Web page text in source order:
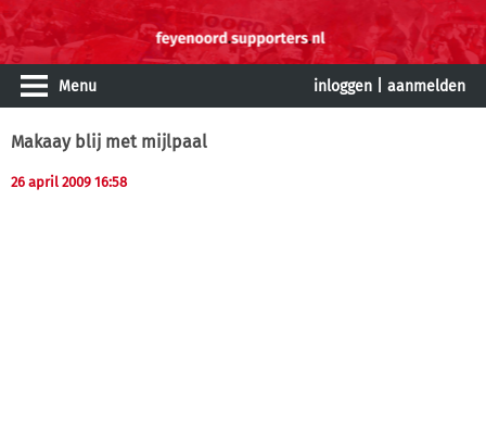
Menu inloggen aanmelden
Makaay blij met mijlpaal
26 april 2009 16:58